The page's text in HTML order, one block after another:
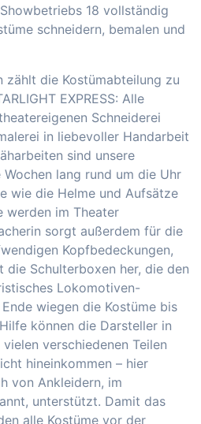
18 vollständig
schneidern, bemalen und
die Kostümabteilung zu
EXPRESS: Alle
Schneiderei
in liebevoller Handarbeit
sind unsere
Wochen lang rund um die Uhr
wie die Helme und Aufsätze
werden im Theater
sorgt außerdem für die
Kopfbedeckungen,
die Schulterboxen her, die den
Lokomotiven-
wiegen die Kostüme bis
können die Darsteller in
verschiedenen Teilen
hineinkommen – hier
von Ankleidern, im
unterstützt. Damit das
alle Kostüme vor der